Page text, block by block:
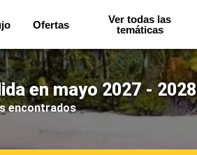
Ofertas
Ver todas las
temáticas
en mayo 2027 - 2028
encontrados